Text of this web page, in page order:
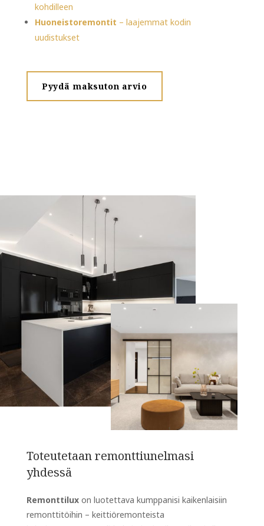
kohdilleen
Huoneistoremontit – laajemmat kodin
uudistukset
Pyydä maksuton arvio
Toteutetaan remonttiunelmasi
yhdessä
Remonttiluxon luotettava kumppanisi kaikenlaisiin
remonttitöihin – keittiöremonteista